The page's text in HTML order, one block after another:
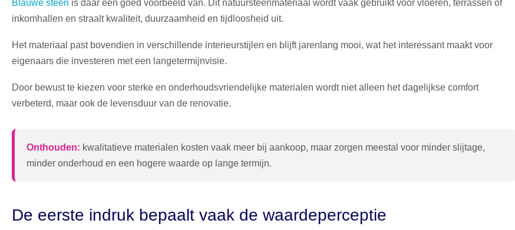
Blauwe steen is daar een goed voorbeeld van. Dit natuursteenmateriaal wordt vaak gebruikt voor vloeren, terrassen of
inkomhallen en straalt kwaliteit, duurzaamheid en tijdloosheid uit.
Het materiaal past bovendien in verschillende interieurstijlen en blijft jarenlang mooi, wat het interessant maakt voor
eigenaars die investeren met een langetermijnvisie.
Door bewust te kiezen voor sterke en onderhoudsvriendelijke materialen wordt niet alleen het dagelijkse comfort
verbeterd, maar ook de levensduur van de renovatie.
Onthouden: kwalitatieve materialen kosten vaak meer bij aankoop, maar zorgen meestal voor minder slijtage,
minder onderhoud en een hogere waarde op lange termijn.
De eerste indruk bepaalt vaak de waardeperceptie